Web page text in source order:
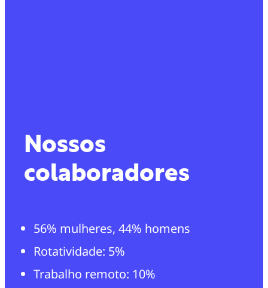
Nossos
colaboradores
56% mulheres, 44% homens
Rotatividade: 5%
Trabalho remoto: 10%